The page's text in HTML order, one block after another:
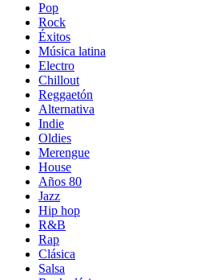
Pop
Rock
Éxitos
Música latina
Electro
Chillout
Reggaetón
Alternativa
Indie
Oldies
Merengue
House
Años 80
Jazz
Hip hop
R&B
Rap
Clásica
Salsa